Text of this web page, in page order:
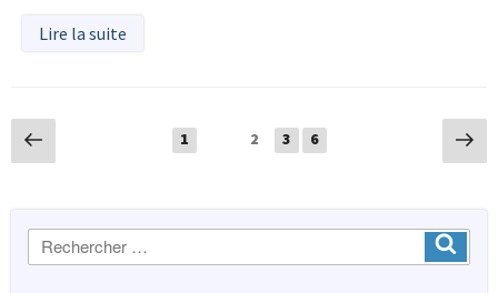
Lire la suite
Navigation
des
Page
précédente
Page
1 2 Page
3 Page
6
Recherche
: